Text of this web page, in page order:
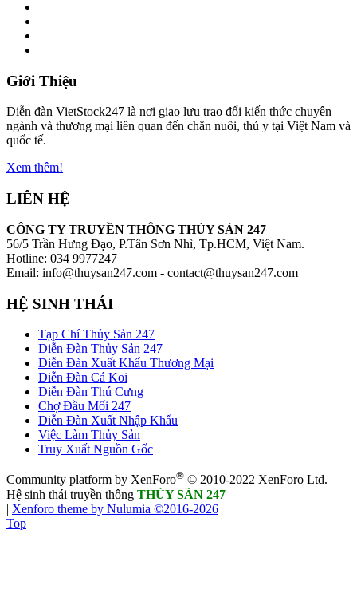
Giới Thiệu
Diễn đàn VietStock247 là nơi giao lưu trao đổi kiến thức chuyên
ngành và thương mại liên quan đến chăn nuôi, thú y tại Việt Nam và
quốc tế.
Xem thêm!
LIÊN HỆ
CÔNG TY TRUYỀN THÔNG THỦY SẢN 247
56/5 Trần Hưng Đạo, P.Tân Sơn Nhì, Tp.HCM, Việt Nam.
Hotline: 034 9977247
Email: info@thuysan247.com - contact@thuysan247.com
HỆ SINH THÁI
Tạp Chí Thủy Sản 247
Diễn Đàn Thủy Sản 247
Diễn Đàn Xuất Khẩu Thương Mại
Diễn Đàn Cá Koi
Diễn Đàn Thú Cưng
Chợ Đầu Mối 247
Diễn Đàn Xuất Nhập Khẩu
Việc Làm Thủy Sản
Truy Xuất Nguồn Gốc
Community platform by XenForo® © 2010-2022 XenForo Ltd.
Hệ sinh thái truyền thông THỦY SẢN 247
| Xenforo theme by Nulumia ©2016-2026
Top